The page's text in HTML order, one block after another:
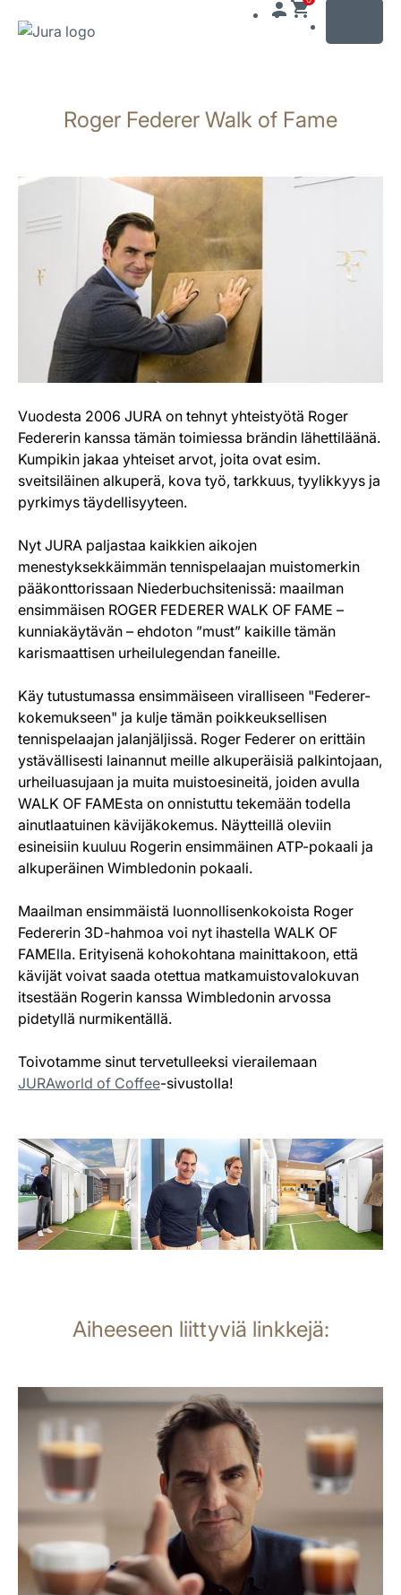
Roger Federer Walk of Fame
Vuodesta 2006 JURA on tehnyt yhteistyötä Roger
Federerin kanssa tämän toimiessa brändin lähettiläänä.
Kumpikin jakaa yhteiset arvot, joita ovat esim.
sveitsiläinen alkuperä, kova työ, tarkkuus, tyylikkyys ja
pyrkimys täydellisyyteen.
Nyt JURA paljastaa kaikkien aikojen
menestyksekkäimmän tennispelaajan muistomerkin
pääkonttorissaan Niederbuchsitenissä: maailman
ensimmäisen ROGER FEDERER WALK OF FAME –
kunniakäytävän – ehdoton ”must” kaikille tämän
karismaattisen urheilulegendan faneille.
Käy tutustumassa ensimmäiseen viralliseen "Federer-
kokemukseen" ja kulje tämän poikkeuksellisen
tennispelaajan jalanjäljissä. Roger Federer on erittäin
ystävällisesti lainannut meille alkuperäisiä palkintojaan,
urheiluasujaan ja muita muistoesineitä, joiden avulla
WALK OF FAMEsta on onnistuttu tekemään todella
ainutlaatuinen kävijäkokemus. Näytteillä oleviin
esineisiin kuuluu Rogerin ensimmäinen ATP-pokaali ja
alkuperäinen Wimbledonin pokaali.
Maailman ensimmäistä luonnollisenkokoista Roger
Federerin 3D-hahmoa voi nyt ihastella WALK OF
FAMElla. Erityisenä kohokohtana mainittakoon, että
kävijät voivat saada otettua matkamuistovalokuvan
itsestään Rogerin kanssa Wimbledonin arvossa
pidetyllä nurmikentällä.
Toivotamme sinut tervetulleeksi vierailemaan
JURAworld of Coffee-sivustolla!
Aiheeseen liittyviä linkkejä:
lisätietoja